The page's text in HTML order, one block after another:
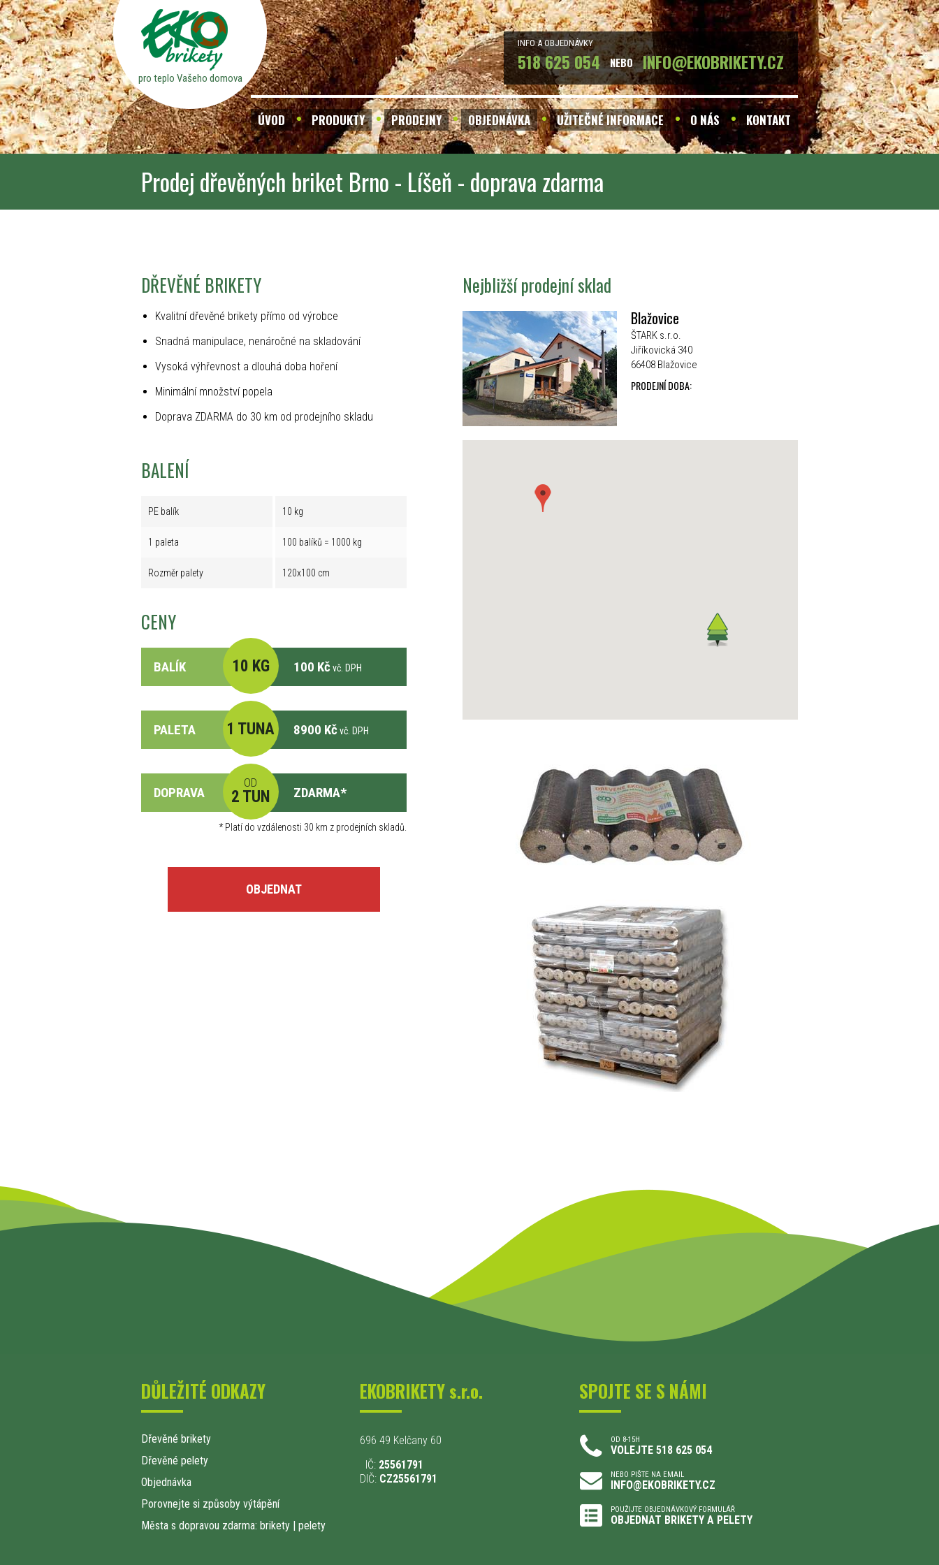
pro teplo Vašeho domova
INFO A OBJEDNÁVKY
518 625 054 NEBO INFO@EKOBRIKETY.CZ
ÚVOD PRODUKTY PRODEJNY OBJEDNÁVKA UŽITEČNÉ INFORMACE O NÁS KONTAKT
Prodej dřevěných briket Brno - Líšeň - doprava zdarma
DŘEVĚNÉ BRIKETY
Kvalitní dřevěné brikety přímo od výrobce
Snadná manipulace, nenáročné na skladování
Vysoká výhřevnost a dlouhá doba hoření
Minimální množství popela
Doprava ZDARMA do 30 km od prodejního skladu
BALENÍ
PE balík 10 kg
1 paleta 100 balíků = 1000 kg
Rozměr palety 120x100 cm
CENY
BALÍK 10 KG 100 Kč vč. DPH
PALETA 1 TUNA 8900 Kč vč. DPH
DOPRAVA
OD
2 TUN ZDARMA*
*Platí do vzdálenosti 30 km z prodejních skladů.
OBJEDNAT
Nejbližší prodejní sklad
Blažovice
ŠTARK s.r.o.
Jiříkovická 340
66408 Blažovice
PRODEJNÍ DOBA:
DŮLEŽITÉ ODKAZY
Dřevěné brikety
Dřevěné pelety
Objednávka
Porovnejte si způsoby výtápění
Města s dopravou zdarma: brikety | pelety
EKOBRIKETY s.r.o.
696 49 Kelčany 60
IČ: 25561791
DIČ: CZ25561791
SPOJTE SE S NÁMI
OD 8-15H
VOLEJTE 518 625 054
NEBO PIŠTE NA EMAIL
INFO@EKOBRIKETY.CZ
POUŽIJTE OBJEDNÁVKOVÝ FORMULÁŘ
OBJEDNAT BRIKETY A PELETY